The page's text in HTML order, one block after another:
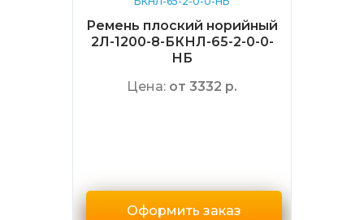
Ремень плоский норийный
2Л-1200-8-БКНЛ-65-2-0-0-
НБ
Цена: от 3332 р.
Оформить заказ